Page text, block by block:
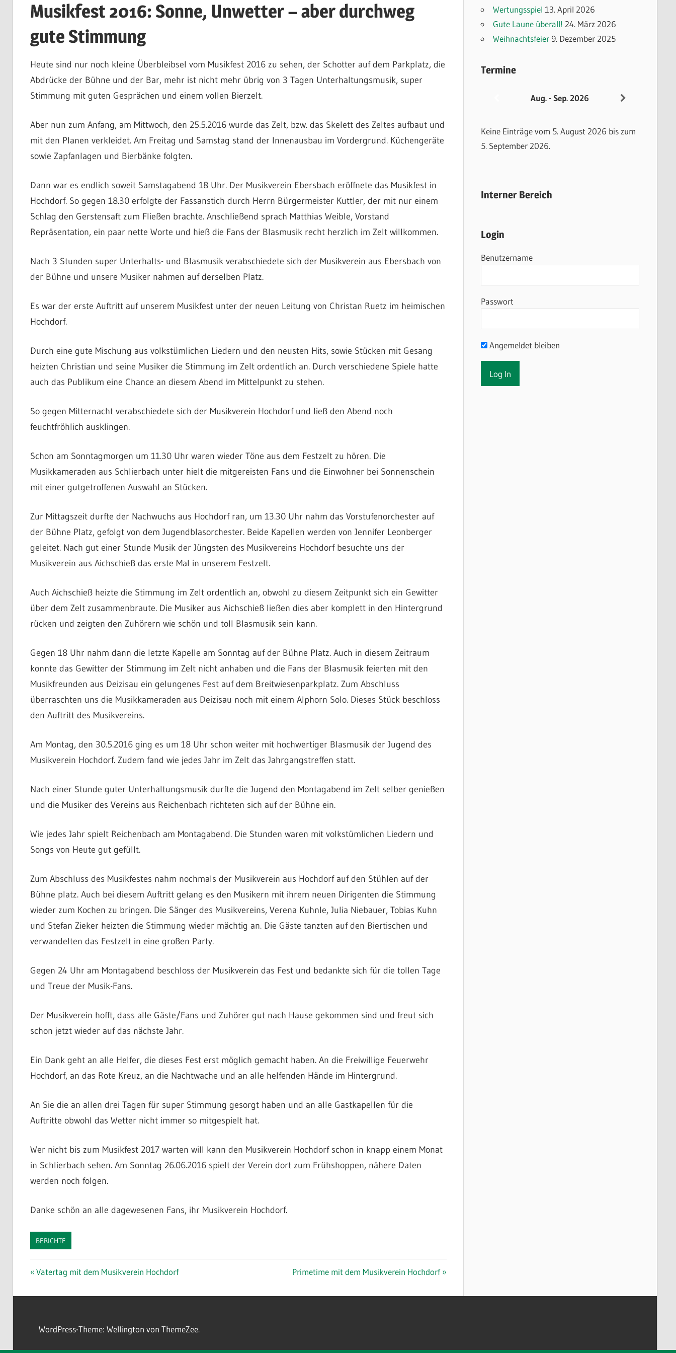
im
Kreis
Esslingen
am
Neckar
Musikfest 2016: Sonne, Unwetter – aber durchweg
gute Stimmung
Heute sind nur noch kleine Überbleibsel vom Musikfest 2016 zu sehen, der Schotter auf dem Parkplatz, die
Abdrücke der Bühne und der Bar, mehr ist nicht mehr übrig von 3 Tagen Unterhaltungsmusik, super
Stimmung mit guten Gesprächen und einem vollen Bierzelt.
Aber nun zum Anfang, am Mittwoch, den 25.5.2016 wurde das Zelt, bzw. das Skelett des Zeltes aufbaut und
mit den Planen verkleidet. Am Freitag und Samstag stand der Innenausbau im Vordergrund. Küchengeräte
sowie Zapfanlagen und Bierbänke folgten.
Dann war es endlich soweit Samstagabend 18 Uhr. Der Musikverein Ebersbach eröffnete das Musikfest in
Hochdorf. So gegen 18.30 erfolgte der Fassanstich durch Herrn Bürgermeister Kuttler, der mit nur einem
Schlag den Gerstensaft zum Fließen brachte. Anschließend sprach Matthias Weible, Vorstand
Repräsentation, ein paar nette Worte und hieß die Fans der Blasmusik recht herzlich im Zelt willkommen.
Nach 3 Stunden super Unterhalts- und Blasmusik verabschiedete sich der Musikverein aus Ebersbach von
der Bühne und unsere Musiker nahmen auf derselben Platz.
Es war der erste Auftritt auf unserem Musikfest unter der neuen Leitung von Christan Ruetz im heimischen
Hochdorf.
Durch eine gute Mischung aus volkstümlichen Liedern und den neusten Hits, sowie Stücken mit Gesang
heizten Christian und seine Musiker die Stimmung im Zelt ordentlich an. Durch verschiedene Spiele hatte
auch das Publikum eine Chance an diesem Abend im Mittelpunkt zu stehen.
So gegen Mitternacht verabschiedete sich der Musikverein Hochdorf und ließ den Abend noch
feuchtfröhlich ausklingen.
Schon am Sonntagmorgen um 11.30 Uhr waren wieder Töne aus dem Festzelt zu hören. Die
Musikkameraden aus Schlierbach unter hielt die mitgereisten Fans und die Einwohner bei Sonnenschein
mit einer gutgetroffenen Auswahl an Stücken.
Zur Mittagszeit durfte der Nachwuchs aus Hochdorf ran, um 13.30 Uhr nahm das Vorstufenorchester auf
der Bühne Platz, gefolgt von dem Jugendblasorchester. Beide Kapellen werden von Jennifer Leonberger
geleitet. Nach gut einer Stunde Musik der Jüngsten des Musikvereins Hochdorf besuchte uns der
Musikverein aus Aichschieß das erste Mal in unserem Festzelt.
Auch Aichschieß heizte die Stimmung im Zelt ordentlich an, obwohl zu diesem Zeitpunkt sich ein Gewitter
über dem Zelt zusammenbraute. Die Musiker aus Aichschieß ließen dies aber komplett in den Hintergrund
rücken und zeigten den Zuhörern wie schön und toll Blasmusik sein kann.
Gegen 18 Uhr nahm dann die letzte Kapelle am Sonntag auf der Bühne Platz. Auch in diesem Zeitraum
konnte das Gewitter der Stimmung im Zelt nicht anhaben und die Fans der Blasmusik feierten mit den
Musikfreunden aus Deizisau ein gelungenes Fest auf dem Breitwiesenparkplatz. Zum Abschluss
überraschten uns die Musikkameraden aus Deizisau noch mit einem Alphorn Solo. Dieses Stück beschloss
den Auftritt des Musikvereins.
Am Montag, den 30.5.2016 ging es um 18 Uhr schon weiter mit hochwertiger Blasmusik der Jugend des
Musikverein Hochdorf. Zudem fand wie jedes Jahr im Zelt das Jahrgangstreffen statt.
Nach einer Stunde guter Unterhaltungsmusik durfte die Jugend den Montagabend im Zelt selber genießen
und die Musiker des Vereins aus Reichenbach richteten sich auf der Bühne ein.
Wie jedes Jahr spielt Reichenbach am Montagabend. Die Stunden waren mit volkstümlichen Liedern und
Songs von Heute gut gefüllt.
Zum Abschluss des Musikfestes nahm nochmals der Musikverein aus Hochdorf auf den Stühlen auf der
Bühne platz. Auch bei diesem Auftritt gelang es den Musikern mit ihrem neuen Dirigenten die Stimmung
wieder zum Kochen zu bringen. Die Sänger des Musikvereins, Verena Kuhnle, Julia Niebauer, Tobias Kuhn
und Stefan Zieker heizten die Stimmung wieder mächtig an. Die Gäste tanzten auf den Biertischen und
verwandelten das Festzelt in eine großen Party.
Gegen 24 Uhr am Montagabend beschloss der Musikverein das Fest und bedankte sich für die tollen Tage
und Treue der Musik-Fans.
Der Musikverein hofft, dass alle Gäste/Fans und Zuhörer gut nach Hause gekommen sind und freut sich
schon jetzt wieder auf das nächste Jahr.
Ein Dank geht an alle Helfer, die dieses Fest erst möglich gemacht haben. An die Freiwillige Feuerwehr
Hochdorf, an das Rote Kreuz, an die Nachtwache und an alle helfenden Hände im Hintergrund.
An Sie die an allen drei Tagen für super Stimmung gesorgt haben und an alle Gastkapellen für die
Auftritte obwohl das Wetter nicht immer so mitgespielt hat.
Wer nicht bis zum Musikfest 2017 warten will kann den Musikverein Hochdorf schon in knapp einem Monat
in Schlierbach sehen. Am Sonntag 26.06.2016 spielt der Verein dort zum Frühshoppen, nähere Daten
werden noch folgen.
Danke schön an alle dagewesenen Fans, ihr Musikverein Hochdorf.
BERICHTE
Beitragsnavigation
Vorheriger
Vatertag mit dem Musikverein Hochdorf
Nächster
Primetime mit dem Musikverein Hochdorf
Wertungsspiel 13. April 2026
Gute Laune überall! 24. März 2026
Weihnachtsfeier 9. Dezember 2025
Termine
Aug. - Sep. 2026
Keine Einträge vom 5. August 2026 bis zum
5. September 2026.
Interner Bereich
Login
Benutzername
Passwort
Angemeldet bleiben
WordPress-Theme: Wellington von ThemeZee.